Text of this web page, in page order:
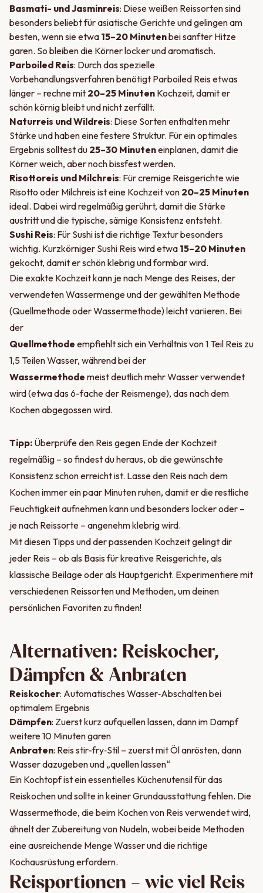
Basmati- und Jasminreis: Diese weißen Reissorten sind
besonders beliebt für asiatische Gerichte und gelingen am
besten, wenn sie etwa 15–20 Minutenbei sanfter Hitze
garen. So bleiben die Körner locker und aromatisch.
Parboiled Reis: Durch das spezielle
Vorbehandlungsverfahren benötigt Parboiled Reis etwas
länger – rechne mit 20–25 Minuten Kochzeit, damit er
schön körnig bleibt und nicht zerfällt.
Naturreis und Wildreis: Diese Sorten enthalten mehr
Stärke und haben eine festere Struktur. Für ein optimales
Ergebnis solltest du 25–30 Minuteneinplanen, damit die
Körner weich, aber noch bissfest werden.
Risottoreis und Milchreis: Für cremige Reisgerichte wie
Risotto oder Milchreis ist eine Kochzeit von 20–25 Minuten
ideal. Dabei wird regelmäßig gerührt, damit die Stärke
austritt und die typische, sämige Konsistenz entsteht.
Sushi Reis: Für Sushi ist die richtige Textur besonders
wichtig. Kurzkörniger Sushi Reis wird etwa 15–20 Minuten
gekocht, damit er schön klebrig und formbar wird.
Die exakte Kochzeit kann je nach Menge des Reises, der
verwendeten Wassermenge und der gewählten Methode
(Quellmethode oder Wassermethode) leicht variieren. Bei
der
Quellmethode empfiehlt sich ein Verhältnis von 1 Teil Reis zu
1,5 Teilen Wasser, während bei der
Wassermethode meist deutlich mehr Wasser verwendet
wird (etwa das 6-fache der Reismenge), das nach dem
Kochen abgegossen wird.
Tipp: Überprüfe den Reis gegen Ende der Kochzeit
regelmäßig – so findest du heraus, ob die gewünschte
Konsistenz schon erreicht ist. Lasse den Reis nach dem
Kochen immer ein paar Minuten ruhen, damit er die restliche
Feuchtigkeit aufnehmen kann und besonders locker oder –
je nach Reissorte – angenehm klebrig wird.
Mit diesen Tipps und der passenden Kochzeit gelingt dir
jeder Reis – ob als Basis für kreative Reisgerichte, als
klassische Beilage oder als Hauptgericht. Experimentiere mit
verschiedenen Reissorten und Methoden, um deinen
persönlichen Favoriten zu finden!
Alternativen: Reiskocher,
Dämpfen & Anbraten
Reiskocher: Automatisches Wasser‑Abschalten bei
optimalem Ergebnis
Dämpfen: Zuerst kurz aufquellen lassen, dann im Dampf
weitere 10 Minuten garen
Anbraten: Reis stir-fry‑Stil – zuerst mit Öl anrösten, dann
Wasser dazugeben und „quellen lassen“
Ein Kochtopf ist ein essentielles Küchenutensil für das
Reiskochen und sollte in keiner Grundausstattung fehlen. Die
Wassermethode, die beim Kochen von Reis verwendet wird,
ähnelt der Zubereitung von Nudeln, wobei beide Methoden
eine ausreichende Menge Wasser und die richtige
Kochausrüstung erfordern.
Reisportionen – wie viel Reis